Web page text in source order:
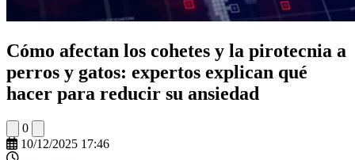
Cómo afectan los cohetes y la pirotecnia a
perros y gatos: expertos explican qué
hacer para reducir su ansiedad
0
10/12/2025 17:46